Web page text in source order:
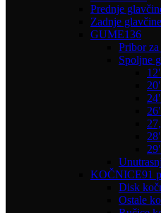
Prednje
Zadnje glavčine
GUME136
Pribor
Spoljne
KOČNICE91
Disk
Ostale